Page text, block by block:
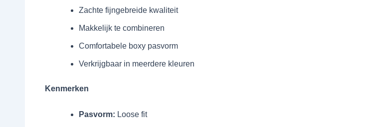
Zachte fijngebreide kwaliteit
Makkelijk te combineren
Comfortabele boxy pasvorm
Verkrijgbaar in meerdere kleuren
Kenmerken
Pasvorm: Loose fit